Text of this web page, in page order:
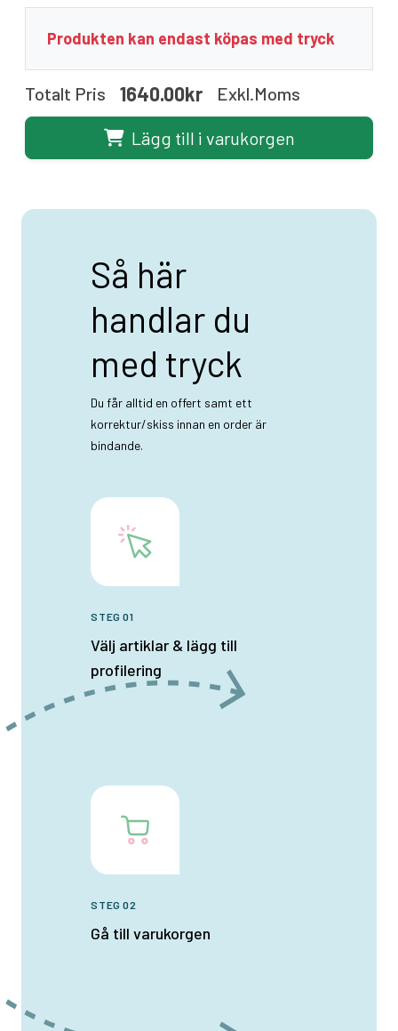
Produkten kan endast köpas med tryck
Totalt Pris 1640.00kr Exkl.moms
Lägg till i varukorgen
Så här
handlar du
med tryck
Du får alltid en offert samt ett
korrektur/skiss innan en order är
bindande.
STEG 01
Välj artiklar & lägg till
profilering
STEG 02
Gå till varukorgen